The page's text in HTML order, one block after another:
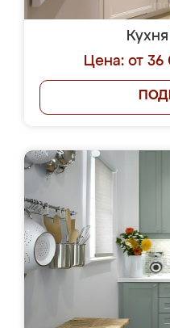
Цена: от 36